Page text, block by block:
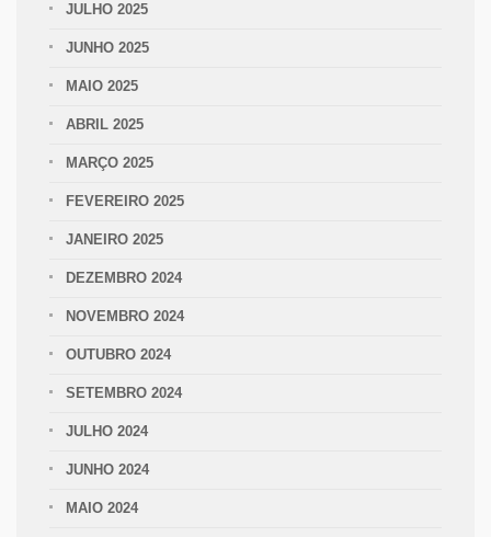
JULHO 2025
JUNHO 2025
MAIO 2025
ABRIL 2025
MARÇO 2025
FEVEREIRO 2025
JANEIRO 2025
DEZEMBRO 2024
NOVEMBRO 2024
OUTUBRO 2024
SETEMBRO 2024
JULHO 2024
JUNHO 2024
MAIO 2024